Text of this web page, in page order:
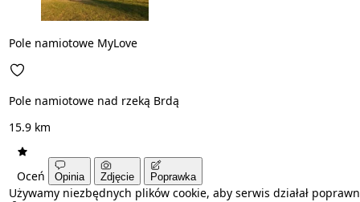
Pole namiotowe MyLove
Pole namiotowe nad rzeką Brdą
15.9 km
Oceń Opinia Zdjęcie Poprawka
Używamy niezbędnych plików cookie, aby serwis działał